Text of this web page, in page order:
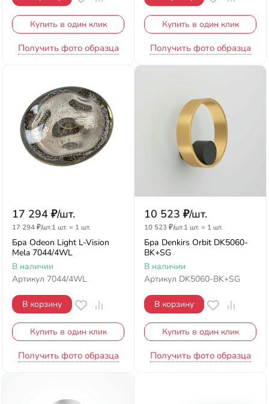
Купить в один клик
Получить фото образца
Купить в один клик
Получить фото образца
17 294 ₽/шт.
17 294₽/шт.1 шт. = 1 шт.
Бра Odeon Light L-Vision
Mela 7044/4WL
В наличии
Артикул 7044/4WL
В корзину
Купить в один клик
Получить фото образца
10 523 ₽/шт.
10 523 ₽/шт.1 шт. = 1 шт.
Бра Denkirs Orbit DK5060-
BK+SG
В наличии
Артикул DK5060-BK+SG
В корзину
Купить в один клик
Получить фото образца